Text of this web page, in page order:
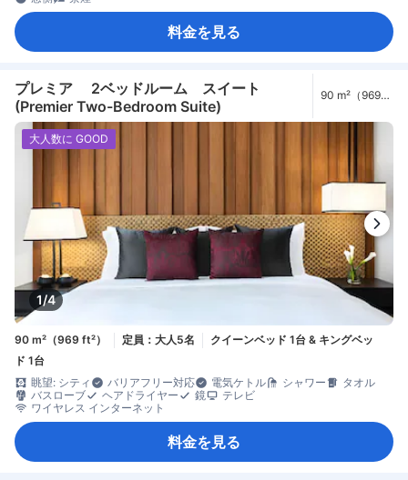
料金を見る
プレミア 2ベッドルーム スイート
(Premier Two-Bedroom Suite)
90 m²（969
1/4
大人数に GOOD
90 m²（969 ft²） 定員：大人5名
クイーンベッド 1台 & キングベッ
ド 1台
眺望: シティ
バリアフリー対応 電気ケトル シャワー
タオル
バスローブ
ヘアドライヤー 鏡
テレビ
ワイヤレス インターネット
料金を見る